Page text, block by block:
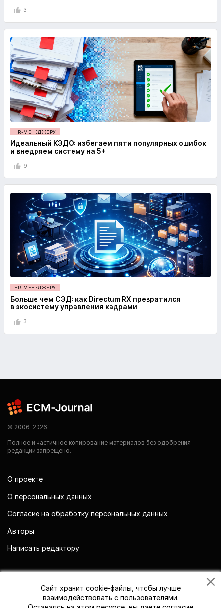
3
HR-МЕНЕДЖЕРУ
Идеальный КЭДО: избегаем пяти популярных ошибок
и внедряем систему на 5+
9
HR-МЕНЕДЖЕРУ
Больше чем СЭД: как Directum RX превратился
в экосистему управления кадрами
3
© 2006-2026
Полное и частичное копирование материалов без одобрения
редакции запрещено.
О проекте
О персональных данных
Согласие на обработку персональных данных
Авторы
Написать редактору
Сайт хранит cookie-файлы, чтобы лучше
взаимодействовать с пользователями.